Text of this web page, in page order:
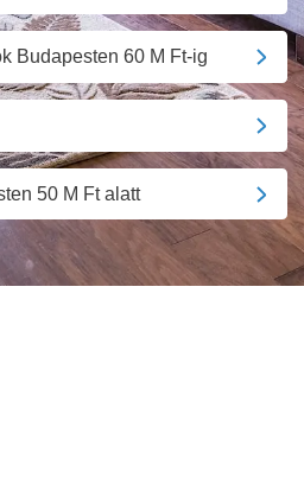
Budapesten 60 M Ft-ig
50 M Ft alatt